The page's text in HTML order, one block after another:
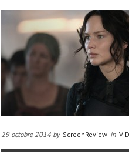
29 octobre 2014 by ScreenReview in